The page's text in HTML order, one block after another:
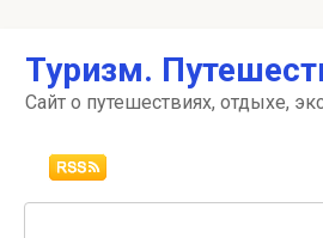
контенту
Туризм.
Сайт о путешествиях, отдыхе,